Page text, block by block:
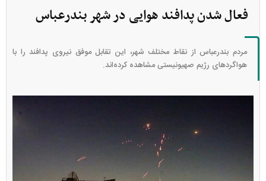
فعال شدن پدافند هوایی در شهر بندرعباس
مردم بندرعباس از نقاط مختلف شهر، این تقابل موفق نیروی پدافند را با
هواگرد‌های رژیم صهیونیستی مشاهده کرده‌اند.